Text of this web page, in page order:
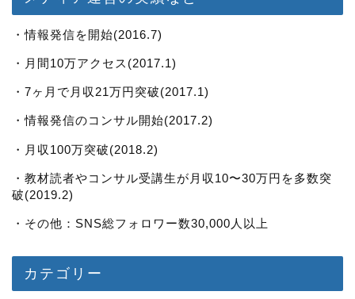
・情報発信を開始(2016.7)
・月間10万アクセス(2017.1)
・7ヶ月で月収21万円突破(2017.1)
・情報発信のコンサル開始(2017.2)
・月収100万突破(2018.2)
・教材読者やコンサル受講生が月収10〜30万円を多数突
破(2019.2)
・その他：SNS総フォロワー数30,000人以上
カテゴリー